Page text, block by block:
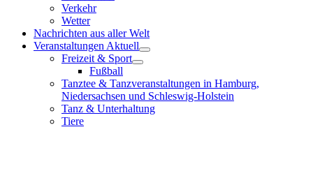
Verkehr
Wetter
Nachrichten aus aller Welt
Veranstaltungen Aktuell
Freizeit & Sport
Fußball
Tanztee & Tanzveranstaltungen in Hamburg,
Niedersachsen und Schleswig-Holstein
Tanz & Unterhaltung
Tiere